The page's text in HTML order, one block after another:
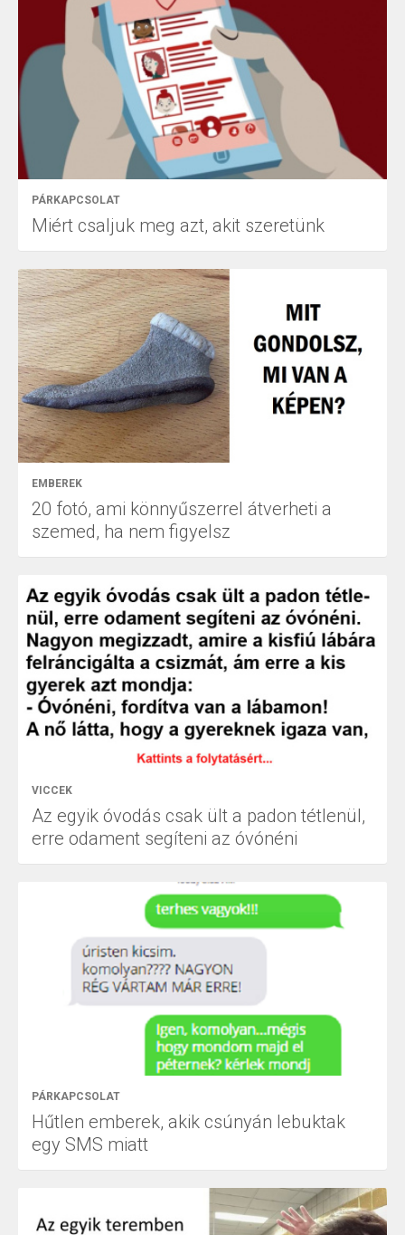
PÁRKAPCSOLAT
Miért csaljuk meg azt, akit szeretünk
EMBEREK
20 fotó, ami könnyűszerrel átverheti a
szemed, ha nem figyelsz
VICCEK
Az egyik óvodás csak ült a padon tétlenül,
erre odament segíteni az óvónéni
PÁRKAPCSOLAT
Hűtlen emberek, akik csúnyán lebuktak
egy SMS miatt